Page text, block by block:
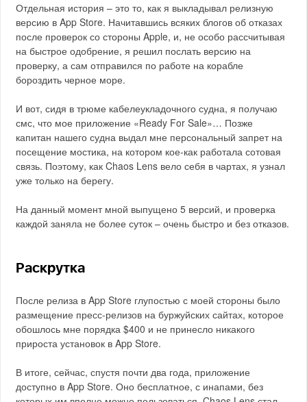
Отдельная история – это то, как я выкладывал релизную
версию в App Store. Начитавшись всяких блогов об отказах
после проверок со стороны Apple, и, не особо рассчитывая
на быстрое одобрение, я решил послать версию на
проверку, а сам отправился по работе на корабле
бороздить черное море.
И вот, сидя в трюме кабелеукладочного судна, я получаю
смс, что мое приложение «Ready For Sale»… Позже
капитан нашего судна выдал мне персональный запрет на
посещение мостика, на котором кое-как работала сотовая
связь. Поэтому, как Chaos Lens вело себя в чартах, я узнал
уже только на берегу.
На данный момент мной выпущено 5 версий, и проверка
каждой заняла не более суток – очень быстро и без отказов.
Раскрутка
После релиза в App Store глупостью с моей стороны было
размещение пресс-релизов на буржуйских сайтах, которое
обошлось мне порядка $400 и не принесло никакого
прироста установок в App Store.
В итоге, сейчас, спустя почти два года, приложение
доступно в App Store. Оно бесплатное, с инапами, без